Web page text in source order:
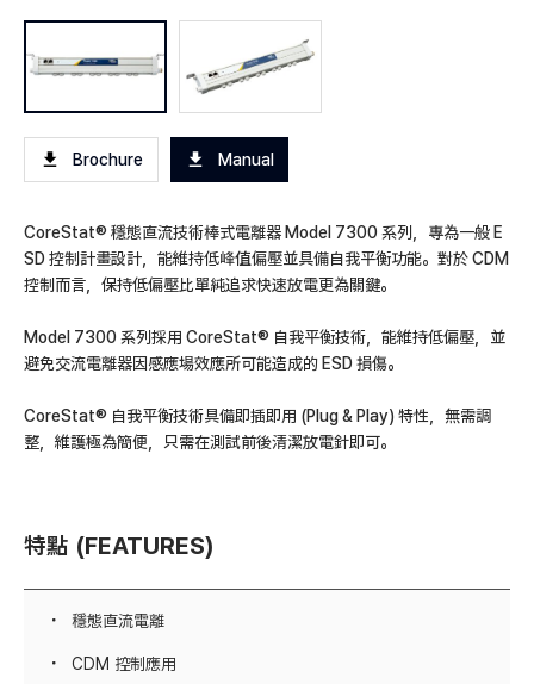
Brochure Manual
CoreStat® 穩態直流技術棒式電離器 Model 7300 系列，專為一般 E
SD 控制計畫設計，能維持低峰值偏壓並具備自我平衡功能。對於 CDM
控制而言，保持低偏壓比單純追求快速放電更為關鍵。
Model 7300 系列採用 CoreStat® 自我平衡技術，能維持低偏壓，並
避免交流電離器因感應場效應所可能造成的 ESD 損傷。
CoreStat® 自我平衡技術具備即插即用 (Plug & Play) 特性，無需調
整，維護極為簡便，只需在測試前後清潔放電針即可。
特點 (FEATURES)
穩態直流電離
CDM 控制應用